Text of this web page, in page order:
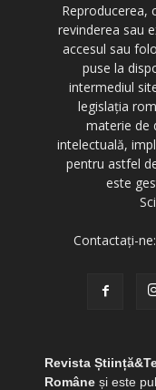
Reproducerea,
revinderea sau
accesul sau
puse la
intermediul
legislația
materie de
intelectuală,
pentru astfel
este
Contactați-
Revista
Româneși este